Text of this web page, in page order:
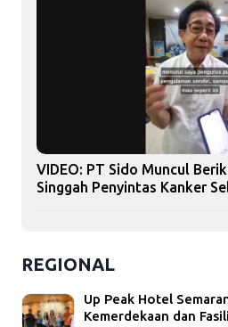
VIDEO: PT Sido Muncul
Singgah Penyintas Kanker
REGIONAL
Up Peak Hotel
Kemerdekaan dan